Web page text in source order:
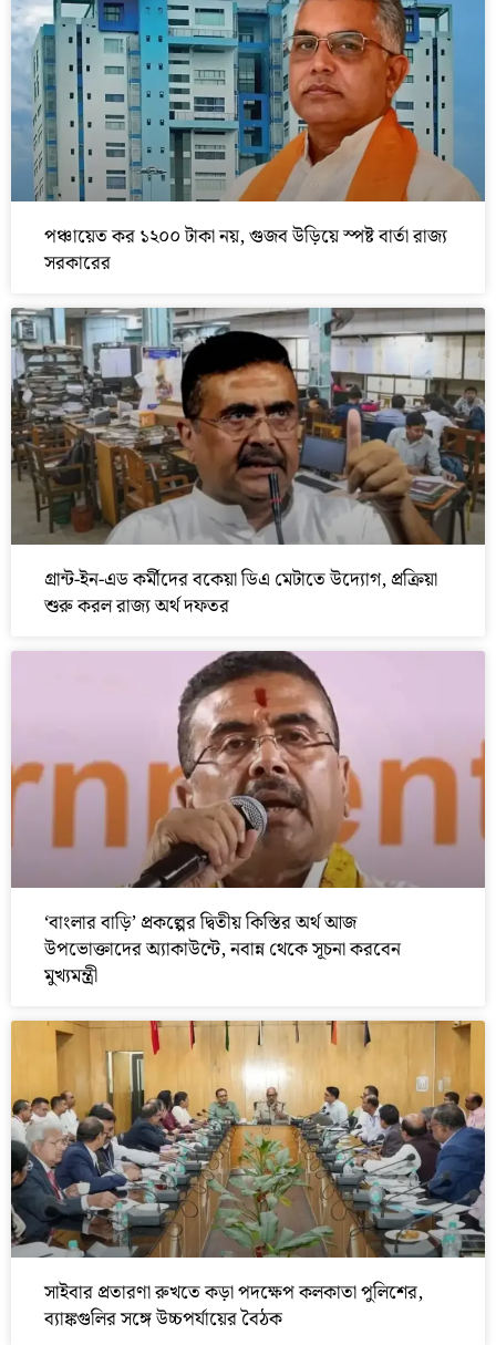
পঞ্চায়েত কর ১২০০ টাকা নয়, গুজব উড়িয়ে স্পষ্ট বার্তা রাজ্য
সরকারের
গ্রান্ট-ইন-এড কর্মীদের বকেয়া ডিএ মেটাতে উদ্যোগ, প্রক্রিয়া
শুরু করল রাজ্য অর্থ দফতর
‘বাংলার বাড়ি’ প্রকল্পের দ্বিতীয় কিস্তির অর্থ আজ
উপভোক্তাদের অ্যাকাউন্টে, নবান্ন থেকে সূচনা করবেন
মুখ্যমন্ত্রী
সাইবার প্রতারণা রুখতে কড়া পদক্ষেপ কলকাতা পুলিশের,
ব্যাঙ্কগুলির সঙ্গে উচ্চপর্যায়ের বৈঠক